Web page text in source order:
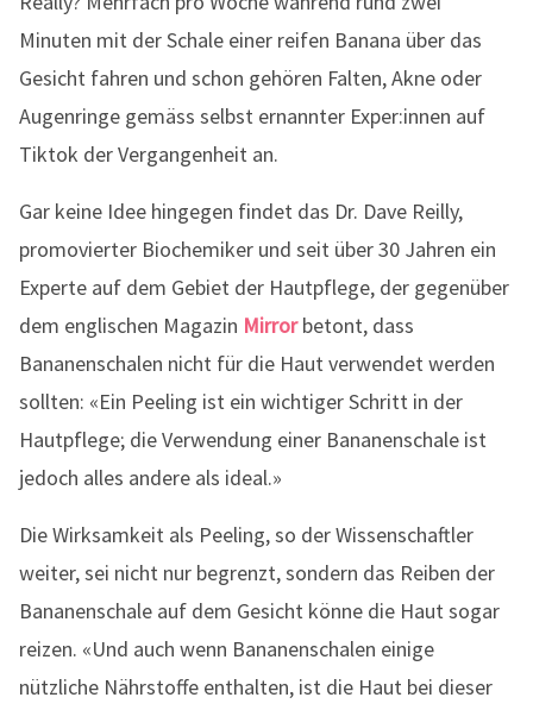
Minuten mit der Schale einer reifen Banana über das
Gesicht fahren und schon gehören Falten, Akne oder
Augenringe gemäss selbst ernannter Exper:innen auf
Tiktok der Vergangenheit an.
Gar keine Idee hingegen findet das Dr. Dave Reilly,
promovierter Biochemiker und seit über 30 Jahren ein
Experte auf dem Gebiet der Hautpflege, der gegenüber
dem englischen Magazin Mirrorbetont, dass
Bananenschalen nicht für die Haut verwendet werden
sollten: «Ein Peeling ist ein wichtiger Schritt in der
Hautpflege; die Verwendung einer Bananenschale ist
jedoch alles andere als ideal.»
Die Wirksamkeit als Peeling, so der Wissenschaftler
weiter, sei nicht nur begrenzt, sondern das Reiben der
Bananenschale auf dem Gesicht könne die Haut sogar
reizen. «Und auch wenn Bananenschalen einige
nützliche Nährstoffe enthalten, ist die Haut bei dieser